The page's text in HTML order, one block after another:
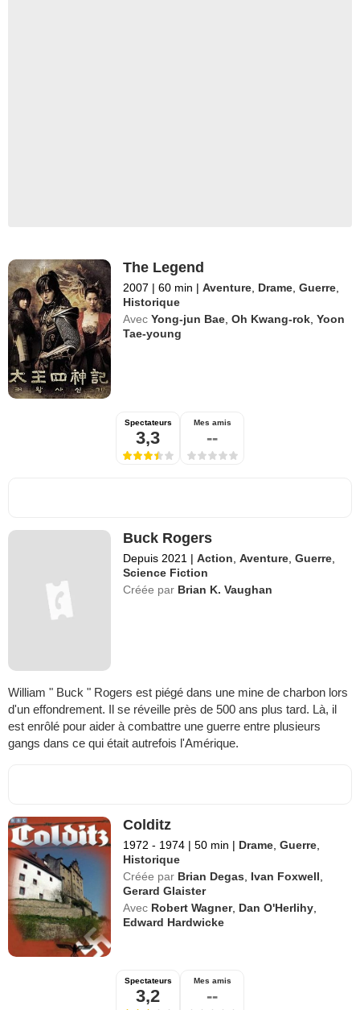
The Legend
2007 | 60 min | Aventure Drame ,Guerre
Historique
Avec Yong-jun Bae ,Oh Kwang-rok ,Yoon
Tae-young
Spectateurs
3,3
Mes amis
--
Buck Rogers
Depuis 2021 | Action,Aventure,Guerre,
Science Fiction
Créée par Brian K. Vaughan
William " Buck " Rogers est piégé dans une mine de charbon lors
d'un effondrement. Il se réveille près de 500 ans plus tard. Là, il
est enrôlé pour aider à combattre une guerre entre plusieurs
gangs dans ce qui était autrefois l'Amérique.
Colditz
1972 - 1974 | 50 min | Drame ,Guerre
Historique
Créée par Brian Degas Ivan Foxwell
Gerard Glaister
Avec Robert Wagner, Dan O'Herlihy
Edward Hardwicke
Spectateurs
3,2
Mes amis
--